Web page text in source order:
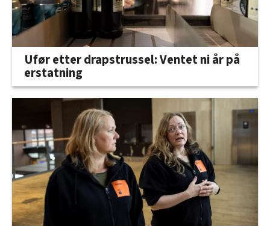
Ufør etter drapstrussel: Ventet ni år på
erstatning